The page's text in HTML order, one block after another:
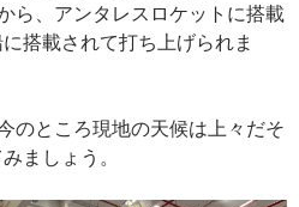
ら、アンタレスロケットに搭載
搭載されて打ち上げられま
のところ現地の天候は上々だそ
ましょう。